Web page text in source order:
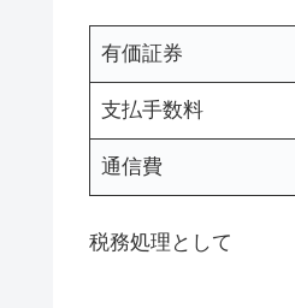
有価証券
支払手数料
通信費
税務処理として